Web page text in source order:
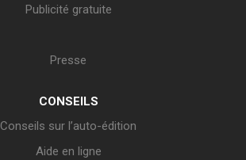
Publicité gratuite
Presse
CONSEILS
Conseils sur l’auto-édition
Aide en ligne